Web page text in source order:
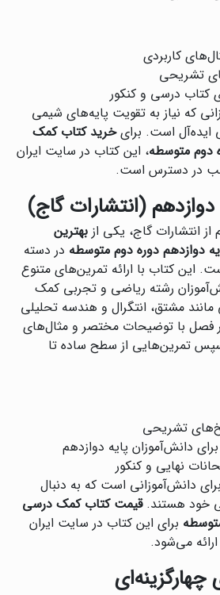
کاربردی
تشریحی
درسی و کنکور
که نیاز به تقویت پایه‌های شیمی
ایده‌آل است. برایخرید کتاب کمک
دوم متوسطه، این کتاب در سایت ایران
در دسترس است.
(انتشارات گاج)
انتشارات گاج، یکی از بهترین
دوازدهم دوره دوم متوسطه در دسته
این کتاب با ارائه تمرین‌های متنوع
رشته ریاضی و تجربی کمک
مشتق، انتگرال و هندسه تحلیلی
فصل با توضیحات مختصر و مثال‌های
تمرین‌هایی از سطح ساده تا
تشریحی
دانش‌آموزان پایه دوازدهم
نهایی و کنکور
دانش‌آموزانی است که به دنبال
خود هستند.قیمت کتاب کمک درسی
برای این کتاب در سایت ایران
می‌شود.